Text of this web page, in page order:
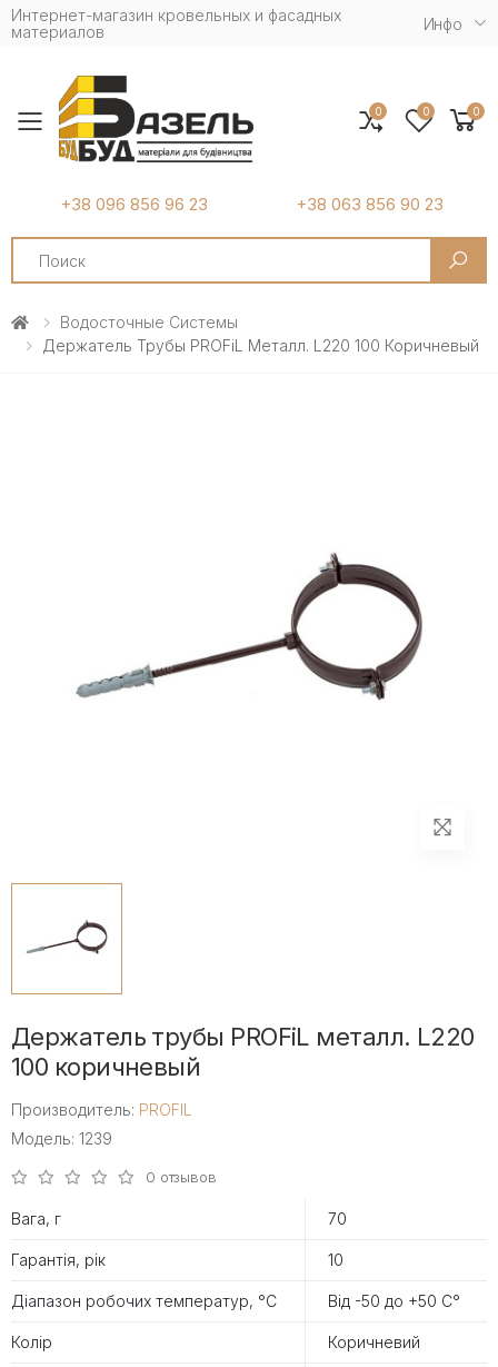
Интернет-магазин кровельных и фасадных
материалов
Инфо
Toggle mobile menu
+38 096 856 96 23 +38 063 856 90 23
Search
0 0 0
Водосточные Системы
Держатель Трубы PROFiL Металл. L220 100 Коричневый
Держатель трубы PROFiL металл. L220
100 коричневый
Производитель: PROFIL
Модель: 1239
0 отзывов
Вага, г 70
Гарантія, рік 10
Діапазон робочих температур, °С Від -50 до +50 С°
Колір Коричневий